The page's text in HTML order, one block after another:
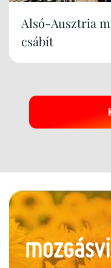
Alsó-Ausztria
csábít